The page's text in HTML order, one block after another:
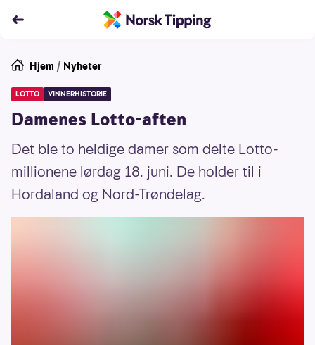
Hjem / Nyheter
LOTTO VINNERHISTORIE
Damenes Lotto-aften
Det ble to heldige damer som delte Lotto-
millionene lørdag 18. juni. De holder til i
Hordaland og Nord-Trøndelag.